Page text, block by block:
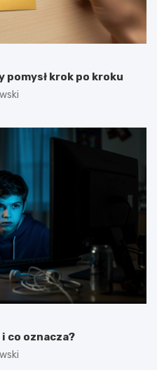
krok po kroku
co oznacza?